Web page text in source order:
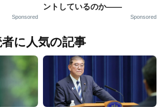
Sponsored
ントしているのか——
Sponsored
に人気の記事